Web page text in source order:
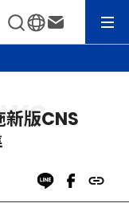
新版CNS